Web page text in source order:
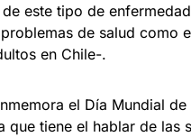
este tipo de
de salud como
en Chile-.
el Día Mundial
que tiene el hablar de las